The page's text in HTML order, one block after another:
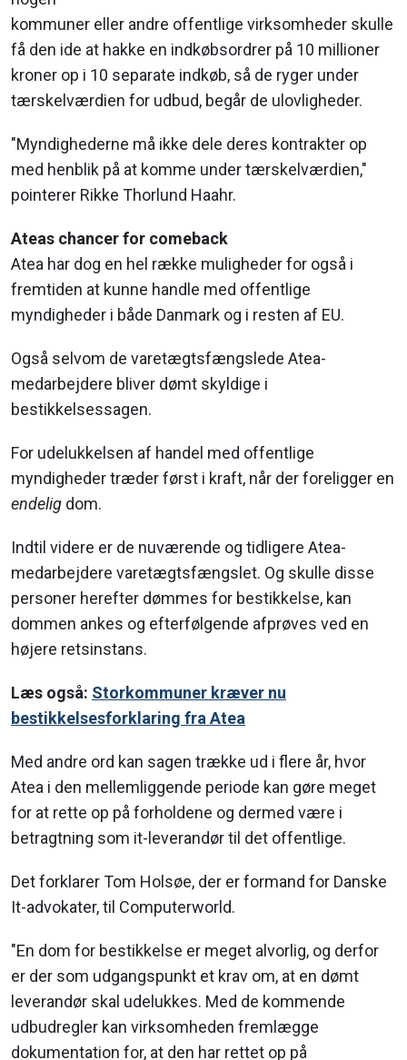
kommuner eller andre offentlige virksomheder skulle
få den ide at hakke en indkøbsordrer på 10 millioner
kroner op i 10 separate indkøb, så de ryger under
tærskelværdien for udbud, begår de ulovligheder.
"Myndighederne må ikke dele deres kontrakter op
med henblik på at komme under tærskelværdien,"
pointerer Rikke Thorlund Haahr.
Ateas chancer for comeback
Atea har dog en hel række muligheder for også i
fremtiden at kunne handle med offentlige
myndigheder i både Danmark og i resten af EU.
Også selvom de varetægtsfængslede Atea-
medarbejdere bliver dømt skyldige i
bestikkelsessagen.
For udelukkelsen af handel med offentlige
myndigheder træder først i kraft, når der foreligger en
endelig dom.
Indtil videre er de nuværende og tidligere Atea-
medarbejdere varetægtsfængslet. Og skulle disse
personer herefter dømmes for bestikkelse, kan
dommen ankes og efterfølgende afprøves ved en
højere retsinstans.
Læs også: Storkommuner kræver nu
bestikkelsesforklaring fra Atea
Med andre ord kan sagen trække ud i flere år, hvor
Atea i den mellemliggende periode kan gøre meget
for at rette op på forholdene og dermed være i
betragtning som it-leverandør til det offentlige.
Det forklarer Tom Holsøe, der er formand for Danske
It-advokater, til Computerworld.
"En dom for bestikkelse er meget alvorlig, og derfor
er der som udgangspunkt et krav om, at en dømt
leverandør skal udelukkes. Med de kommende
udbudregler kan virksomheden fremlægge
dokumentation for, at den har rettet op på